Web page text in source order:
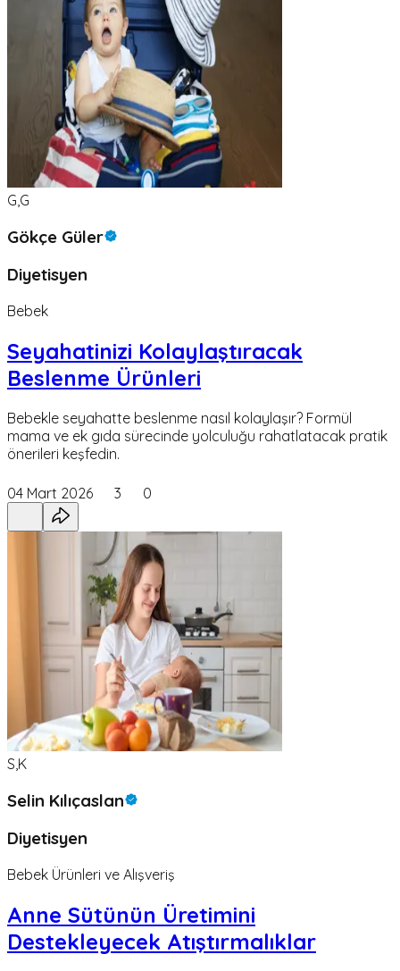
G,G
Gökçe Güler
Diyetisyen
Bebek
Seyahatinizi Kolaylaştıracak
Beslenme Ürünleri
Bebekle seyahatte beslenme nasıl kolaylaşır? Formül
mama ve ek gıda sürecinde yolculuğu rahatlatacak pratik
önerileri keşfedin.
04 Mart 2026 3 0
S,K
Selin Kılıçaslan
Diyetisyen
Bebek Ürünleri ve Alışveriş
Anne Sütünün Üretimini
Destekleyecek Atıştırmalıklar